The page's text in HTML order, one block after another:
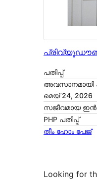
പ്രിവ്യൂ
പതിപ്പ്
അവസാനമായി
മെയ്‌ 24, 2026
സജീവമായ
PHP പതിപ്പ്
തീം ഹോം പേജ്
Looking for